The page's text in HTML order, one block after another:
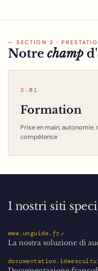
— SECTION 3 ·
Notre champ
3.01
Formation
Prise en main, autonomie,
compétence
I nostri siti
www.unguide.fr↗
La nostra soluzione di